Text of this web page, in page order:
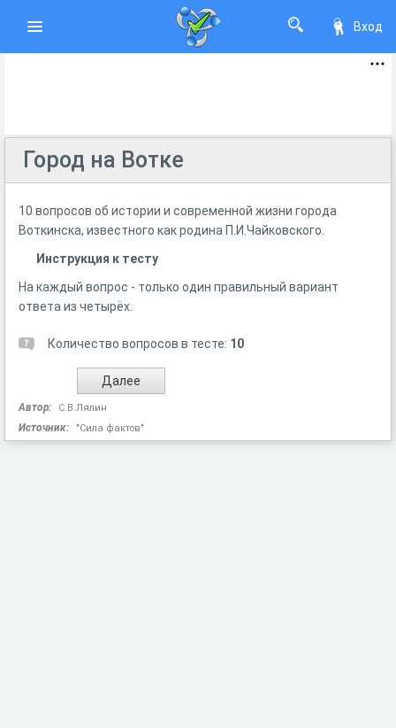
Вход
Город на Вотке
10 вопросов об истории и современной жизни города
Воткинска, известного как родина П.И.Чайковского.
Инструкция к тесту
На каждый вопрос - только один правильный вариант
ответа из четырёх.
Количество вопросов в тесте: 10
Автор: С.В.Лялин
Источник: "Сила фактов"